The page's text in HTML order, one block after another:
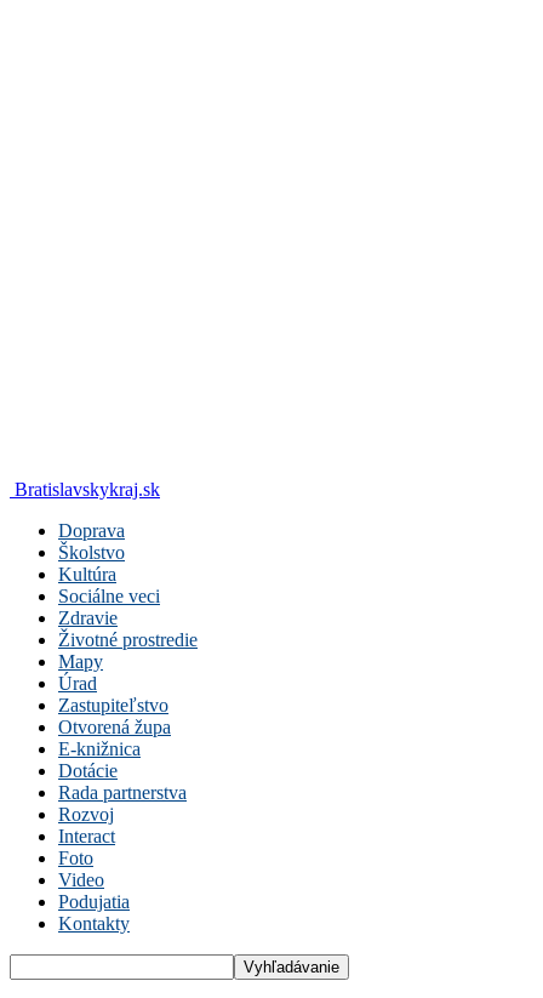
Bratislavskykraj.sk
Doprava
Školstvo
Kultúra
Sociálne veci
Zdravie
Životné prostredie
Mapy
Úrad
Zastupiteľstvo
Otvorená župa
E-knižnica
Dotácie
Rada partnerstva
Rozvoj
Interact
Foto
Video
Podujatia
Kontakty